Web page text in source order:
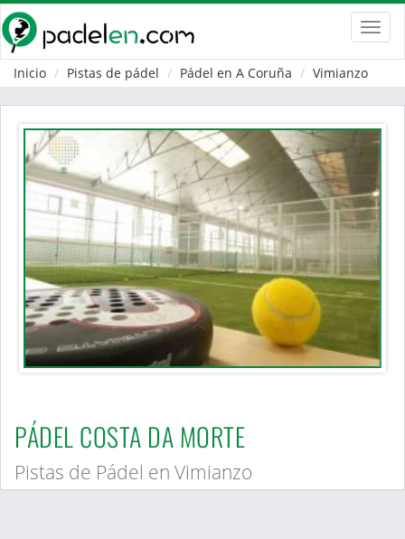
Inicio
Pistas de pádel Pádel en A Coruña Vimianzo
PÁDEL COSTA DA MORTE
Pistas de Pádel en Vimianzo